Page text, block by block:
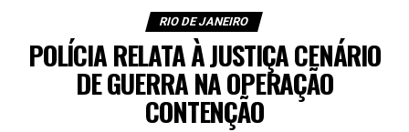
RIO DE JANEIRO
POLÍCIA RELATA À JUSTIÇA CENÁRIO
DE GUERRA NA OPERAÇÃO
CONTENÇÃO